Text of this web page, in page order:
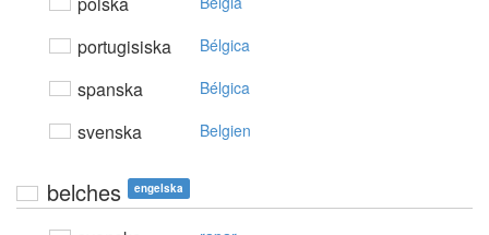
portugisiska Bélgica
spanska Bélgica
svenska Belgien
belches engelska